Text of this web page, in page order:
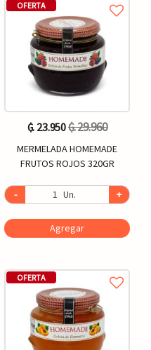
OFERTA
₲. 23.950₲. 29.960
MERMELADA HOMEMADE
FRUTOS ROJOS 320GR
- Un. +
Agregar
OFERTA